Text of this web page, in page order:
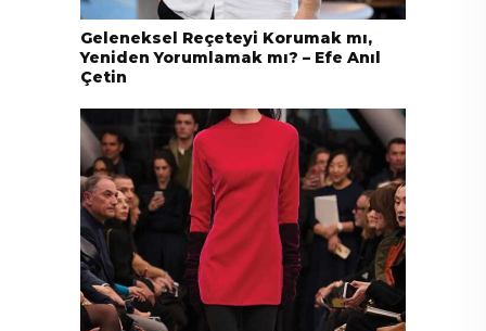
Geleneksel Reçeteyi Korumak mı,
Yeniden Yorumlamak mı? – Efe Anıl
Çetin